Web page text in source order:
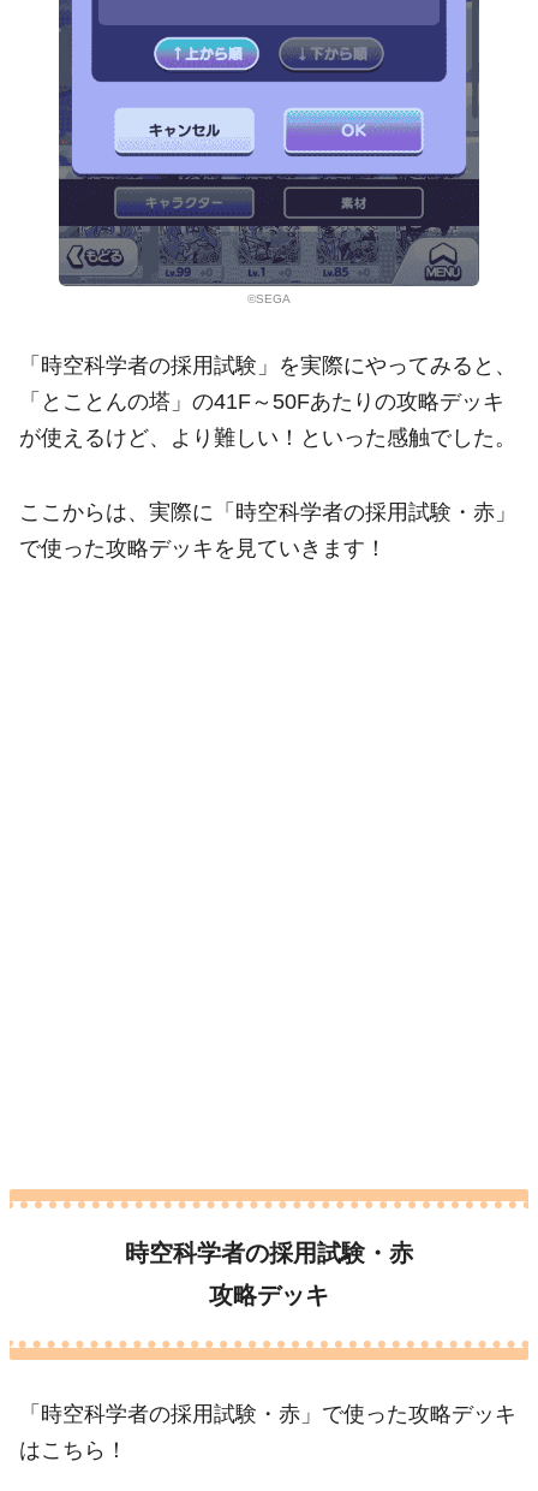
©SEGA
「時空科学者の採用試験」を実際にやってみると、
「とことんの塔」の41F～50Fあたりの攻略デッキ
が使えるけど、より難しい！といった感触でした。
ここからは、実際に「時空科学者の採用試験・赤」
で使った攻略デッキを見ていきます！
時空科学者の採用試験・赤
攻略デッキ
「時空科学者の採用試験・赤」で使った攻略デッキ
はこちら！